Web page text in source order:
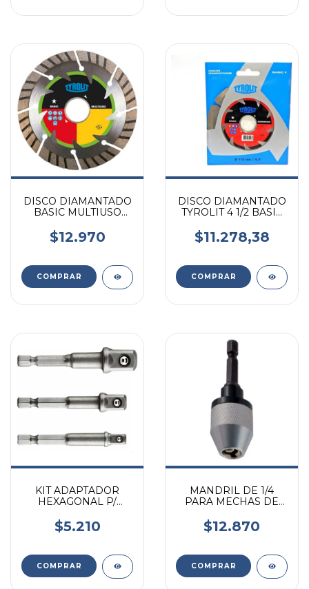
DISCO DIAMANTADO
BASIC MULTIUSO
22,23
$12.970
DISCO DIAMANTADO
TYROLIT 4 1/2 BASIC
S115
$11.278,38
KIT ADAPTADOR
HEXAGONAL P/
$5.210
MANDRIL DE 1/4
PARA MECHAS DE
$12.870